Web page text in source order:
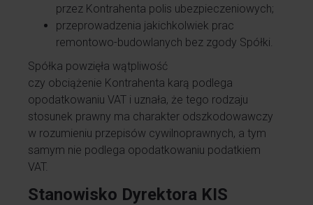
przez Kontrahenta polis ubezpieczeniowych;
przeprowadzenia jakichkolwiek prac
remontowo-budowlanych bez zgody Spółki.
Spółka powzięła wątpliwość
czy obciążenie Kontrahenta karą podlega
opodatkowaniu VAT i uznała, że tego rodzaju
stosunek prawny ma charakter odszkodowawczy
w rozumieniu przepisów cywilnoprawnych, a tym
samym nie podlega opodatkowaniu podatkiem
VAT.
Stanowisko Dyrektora KIS